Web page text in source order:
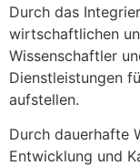
Durch das
wirtschaftlichen
Wissenschaftler
Dienstleistungen
aufstellen.
Durch dauerhafte
Entwicklung und